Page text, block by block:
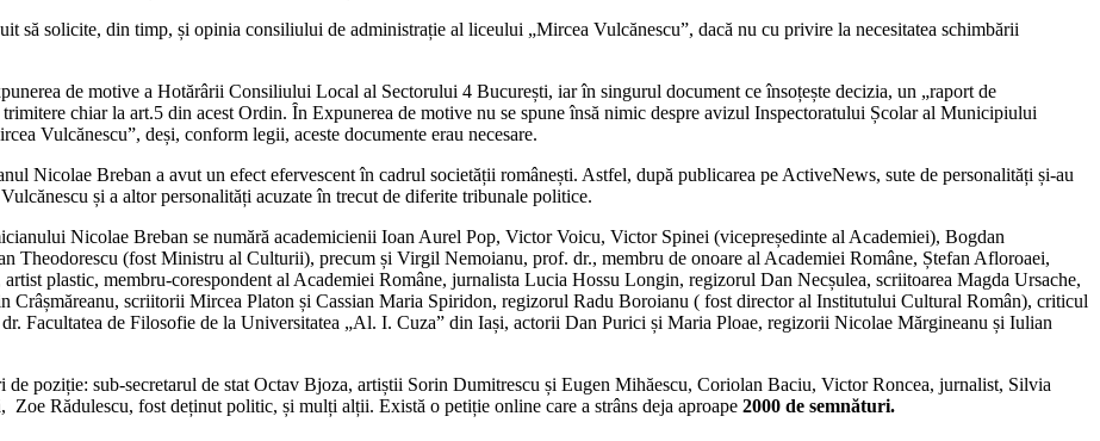
să solicite, din timp, și opinia consiliului de administrație al liceului „Mircea Vulcănescu”, dacă nu cu privire la necesitatea schimbării
de motive a Hotărârii Consiliului Local al Sectorului 4 București, iar în singurul document ce însoțește decizia, un „raport de
chiar la art.5 din acest Ordin. Ȋn Expunerea de motive nu se spune însă nimic despre avizul Inspectoratului Școlar al Municipiului
Vulcănescu”, deși, conform legii, aceste documente erau necesare.
Nicolae Breban a avut un efect efervescent în cadrul societății românești. Astfel, după publicarea pe ActiveNews, sute de personalități și-au
și a altor personalități acuzate în trecut de diferite tribunale politice.
Nicolae Breban se numără academicienii Ioan Aurel Pop, Victor Voicu, Victor Spinei (vicepreședinte al Academiei), Bogdan
Theodorescu (fost Ministru al Culturii), precum și Virgil Nemoianu, prof. dr., membru de onoare al Academiei Române, Ștefan Afloroaei,
plastic, membru-corespondent al Academiei Române, jurnalista Lucia Hossu Longin, regizorul Dan Necșulea, scriitoarea Magda Ursache,
scriitorii Mircea Platon și Cassian Maria Spiridon, regizorul Radu Boroianu ( fost director al Institutului Cultural Român), criticul
Facultatea de Filosofie de la Universitatea „Al. I. Cuza” din Iași, actorii Dan Purici și Maria Ploae, regizorii Nicolae Mărgineanu și Iulian
de poziție: sub-secretarul de stat Octav Bjoza, artiștii Sorin Dumitrescu și Eugen Mihăescu, Coriolan Baciu, Victor Roncea, jurnalist, Silvia
Rădulescu, fost deținut politic, și mulți alții. Există o petiție online care a strâns deja aproape 2000 de semnături.